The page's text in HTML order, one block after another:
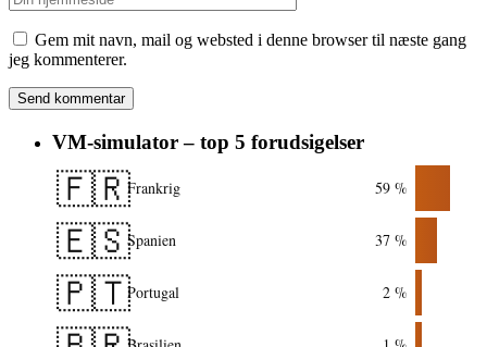
Gem mit navn, mail og websted i denne browser til næste gang
jeg kommenterer.
VM-simulator – top 5 forudsigelser
🇫🇷Frankrig 59 %
🇪🇸Spanien 37 %
🇵🇹Portugal 2 %